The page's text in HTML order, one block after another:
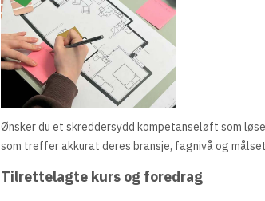
Ønsker du et skreddersydd kompetanseløft som
som treffer akkurat deres bransje, fagnivå og
Tilrettelagte kurs og foredrag